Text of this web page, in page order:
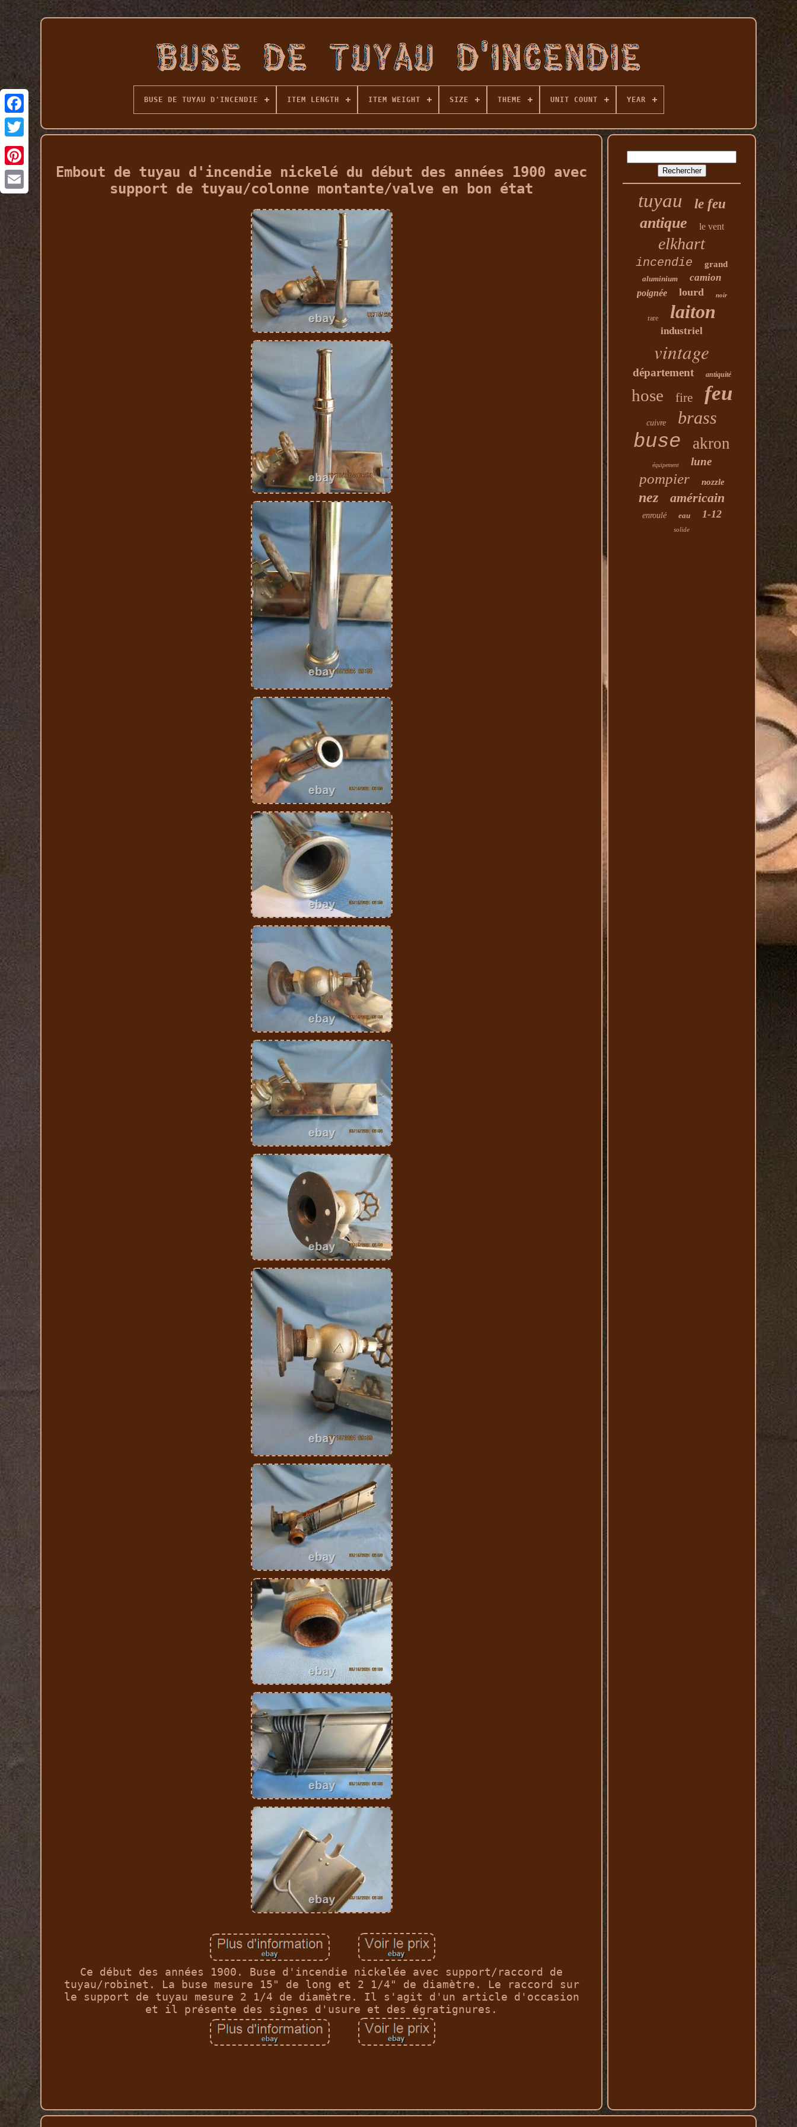
BUSE DE TUYAU D'INCENDIE ITEM LENGTH ITEM WEIGHT SIZE THEME UNIT COUNT YEAR
Embout de tuyau d'incendie nickelé du début des années 1900 avec
support de tuyau/colonne montante/valve en bon état
Ce début des années 1900. Buse d'incendie nickelée avec support/raccord de
tuyau/robinet. La buse mesure 15" de long et 2 1/4" de diamètre. Le raccord sur
le support de tuyau mesure 2 1/4 de diamètre. Il s'agit d'un article d'occasion
et il présente des signes d'usure et des égratignures.
tuyau le feu
antique le vent
elkhart
incendie grand
aluminium camion
poignée lourd noir
rare laiton
industriel
vintage
département antiquité
hose fire feu
cuivre brass
buse akron
équipement lune
pompier nozzle
nez américain
enroulé eau 1-12
solide